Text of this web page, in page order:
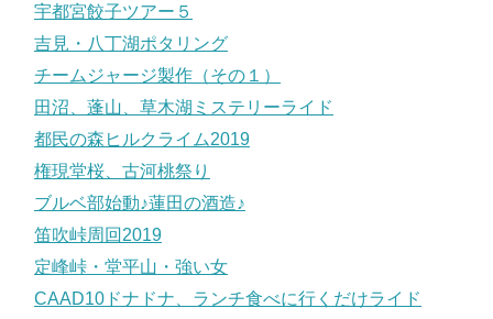
宇都宮餃子ツアー５
吉見・八丁湖ポタリング
チームジャージ製作（その１）
田沼、蓬山、草木湖ミステリーライド
都民の森ヒルクライム2019
権現堂桜、古河桃祭り
ブルベ部始動♪蓮田の酒造♪
笛吹峠周回2019
定峰峠・堂平山・強い女
CAAD10ドナドナ、ランチ食べに行くだけライド